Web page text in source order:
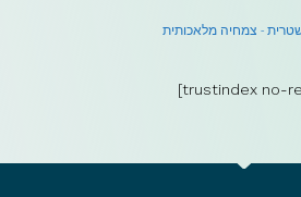
שטרית - צמחיה מלאכותית